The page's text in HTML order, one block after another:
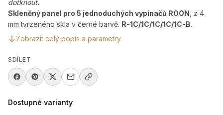
dotknout.
Skleněný panel pro 5 jednoduchých vypínačů ROON , z 4
mm tvrzeného skla v černé barvě. R-1C/1C/1C/1C/1C-B.
Zobrazit celý popis a parametry
SDÍLET
Dostupné varianty